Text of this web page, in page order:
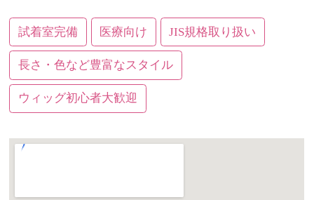
試着室完備 医療向け JIS規格取り扱い
長さ・色など豊富なスタイル
ウィッグ初心者大歓迎